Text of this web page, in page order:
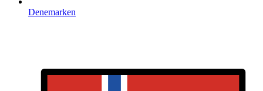
Denemarken